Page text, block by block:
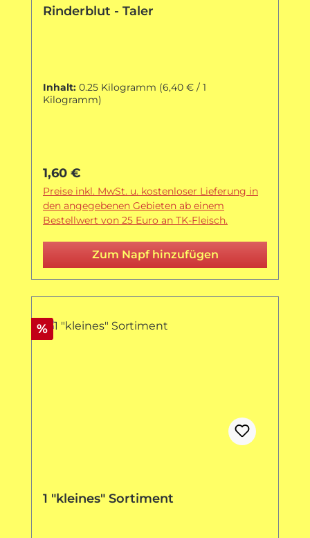
Rinderblut - Taler
Inhalt: 0.25 Kilogramm (6,40 € / 1
Kilogramm)
Regulärer Preis:
1,60 €
Preise inkl. MwSt. u. kostenloser Lieferung in
den angegebenen Gebieten ab einem
Bestellwert von 25 Euro an TK-Fleisch.
Zum Napf hinzufügen
Rabatt
%
1 "kleines" Sortiment